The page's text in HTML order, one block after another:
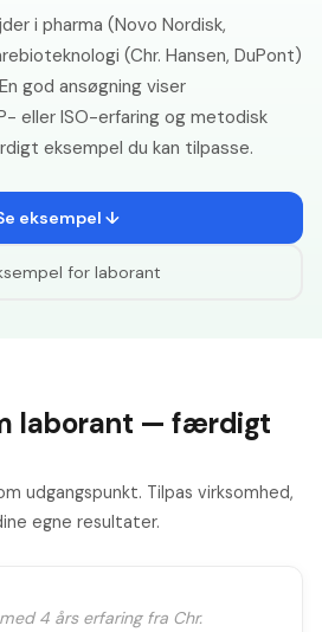
i pharma (Novo Nordisk,
(Chr. Hansen, DuPont)
god ansøgning viser
eller ISO-erfaring og metodisk
eksempel du kan tilpasse.
eksempel ↓
for laborant
laborant — færdigt
udgangspunkt. Tilpas virksomhed,
egne resultater.
4 års erfaring fra Chr.